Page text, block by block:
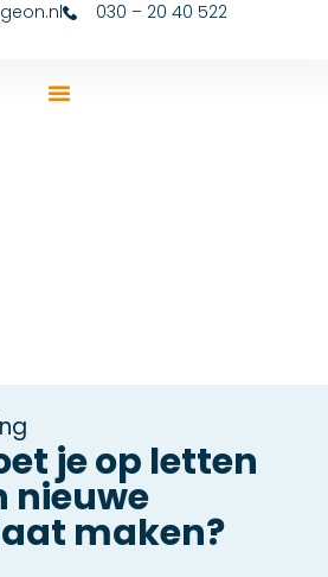
030 – 20 40 522
je op letten
nieuwe
maken?